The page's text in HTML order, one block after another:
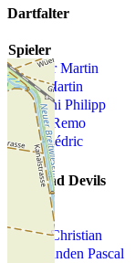
Dartfalter
Spieler
Sommer Martin
Lewa Martin
Meschini Philipp
Inauen Remo
Bürgi Cédric
Highland Devils
Kuster Christian
Aschwanden Pascal